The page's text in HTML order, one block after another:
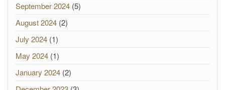
September 2024 (5)
August 2024 (2)
July 2024 (1)
May 2024 (1)
January 2024 (2)